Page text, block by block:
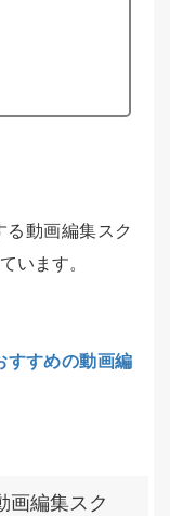
動画編集スク
います。
すすめの動画編
画編集スク